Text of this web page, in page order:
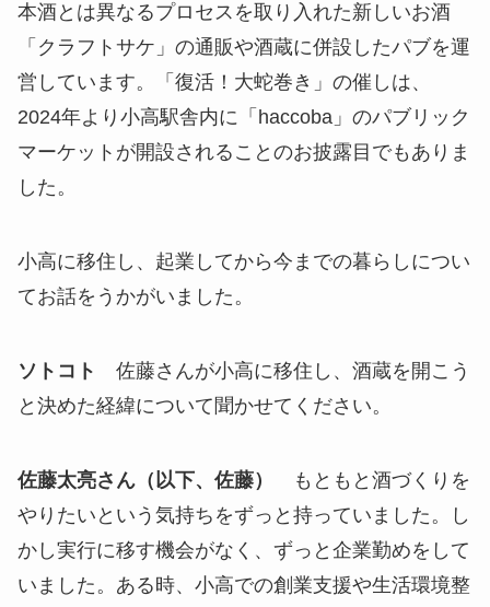
本酒とは異なるプロセスを取り入れた新しいお酒
「クラフトサケ」の通販や酒蔵に併設したパブを運
営しています。「復活！大蛇巻き」の催しは、
2024年より小高駅舎内に「haccoba」のパブリック
マーケットが開設されることのお披露目でもありま
した。
小高に移住し、起業してから今までの暮らしについ
てお話をうかがいました。
ソトコト
佐藤さんが小高に移住し、酒蔵を開こう
と決めた経緯について聞かせてください。
佐藤太亮さん（以下、佐藤）
もともと酒づくりを
やりたいという気持ちをずっと持っていました。し
かし実行に移す機会がなく、ずっと企業勤めをして
いました。ある時、小高での創業支援や生活環境整